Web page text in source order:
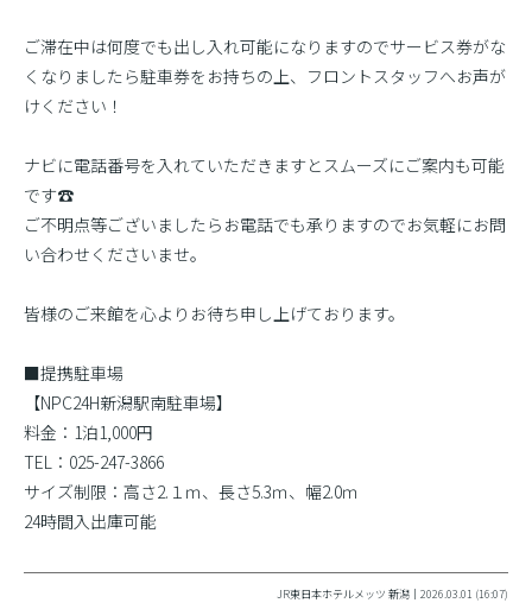
ご滞在中は何度でも出し入れ可能になりますのでサービス券がな
くなりましたら駐車券をお持ちの上、フロントスタッフへお声が
けください！
ナビに電話番号を入れていただきますとスムーズにご案内も可能
です☎
ご不明点等ございましたらお電話でも承りますのでお気軽にお問
い合わせくださいませ。
皆様のご来館を心よりお待ち申し上げております。
■提携駐車場
【NPC24H新潟駅南駐車場】
料金：1泊1,000円
TEL：025-247-3866
サイズ制限：高さ2.１ｍ、長さ5.3ｍ、幅2.0ｍ
24時間入出庫可能
JR東日本ホテルメッツ 新潟｜2026.03.01 (16:07)